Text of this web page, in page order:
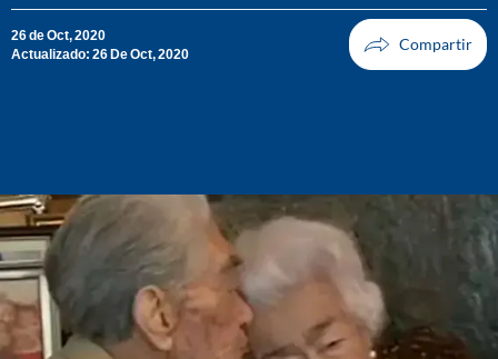
26 de Oct, 2020
Actualizado: 26 De Oct, 2020